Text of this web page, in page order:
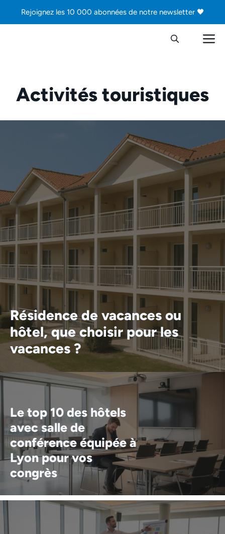
Rejoignez les 10 000 abonnées de notre newsletter 🖤
Activités touristiques
Résidence de vacances ou
hôtel, que choisir pour les
vacances ?
Le top 10 des hôtels
avec salle de
conférence équipée à
Lyon pour vos
congrès